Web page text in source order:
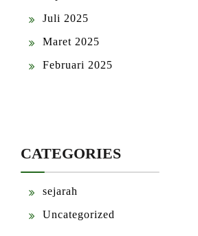
Juli 2025
Maret 2025
Februari 2025
CATEGORIES
sejarah
Uncategorized